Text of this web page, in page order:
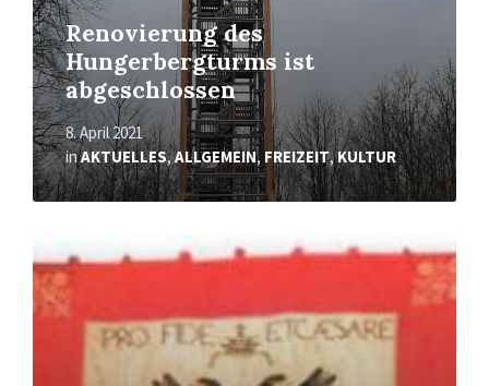
Renovierung des
Hungerbergturms ist
abgeschlossen
8. April 2021
inAKTUELLES,ALLGEMEIN, FREIZEIT,KULTUR
erfahren